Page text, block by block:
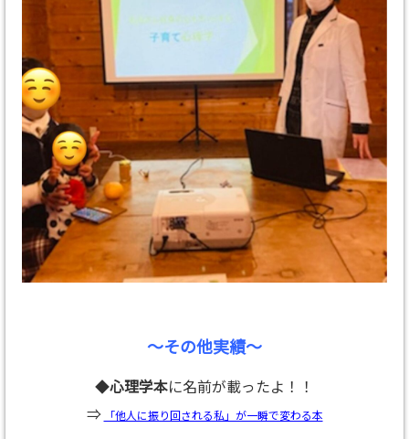
～その他実績～
◆心理学本に名前が載ったよ！！
⇒
「他人に振り回される私」が一瞬で変わる本